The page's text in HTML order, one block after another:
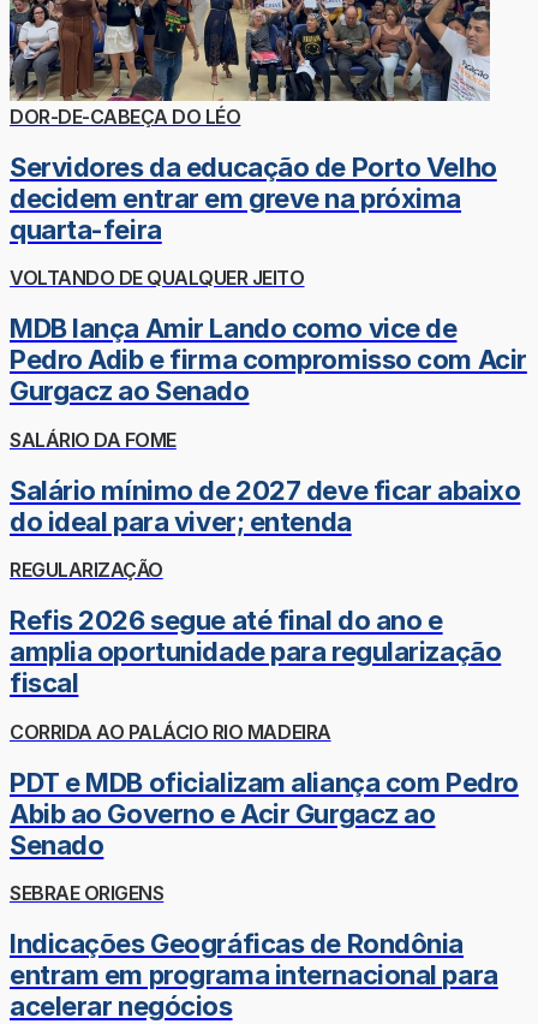
DOR-DE-CABEÇA DO LÉO
Servidores da educação de Porto Velho
decidem entrar em greve na próxima
quarta-feira
VOLTANDO DE QUALQUER JEITO
MDB lança Amir Lando como vice de
Pedro Adib e firma compromisso com Acir
Gurgacz ao Senado
SALÁRIO DA FOME
Salário mínimo de 2027 deve ficar abaixo
do ideal para viver; entenda
REGULARIZAÇÃO
Refis 2026 segue até final do ano e
amplia oportunidade para regularização
fiscal
CORRIDA AO PALÁCIO RIO MADEIRA
PDT e MDB oficializam aliança com Pedro
Abib ao Governo e Acir Gurgacz ao
Senado
SEBRAE ORIGENS
Indicações Geográficas de Rondônia
entram em programa internacional para
acelerar negócios